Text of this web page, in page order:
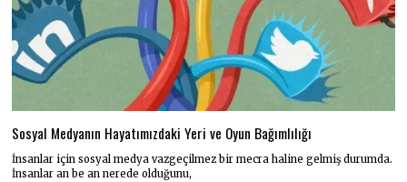
Sosyal Medyanın Hayatımızdaki Yeri ve Oyun Bağımlılığı
İnsanlar için sosyal medya vazgeçilmez bir mecra haline gelmiş durumda.
İnsanlar an be an nerede olduğunu,